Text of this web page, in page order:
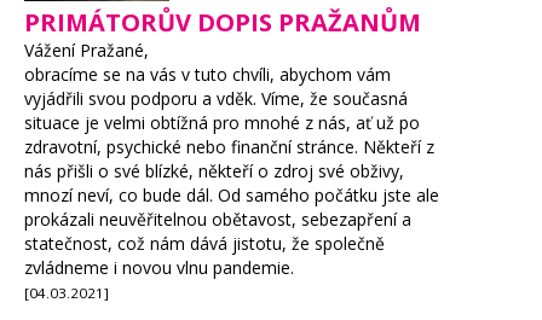
PRIMÁTORŮV DOPIS PRAŽANŮM
Vážení Pražané,
obracíme se na vás v tuto chvíli, abychom vám
vyjádřili svou podporu a vděk. Víme, že současná
situace je velmi obtížná pro mnohé z nás, ať už po
zdravotní, psychické nebo finanční stránce. Někteří z
nás přišli o své blízké, někteří o zdroj své obživy,
mnozí neví, co bude dál. Od samého počátku jste ale
prokázali neuvěřitelnou obětavost, sebezapření a
statečnost, což nám dává jistotu, že společně
zvládneme i novou vlnu pandemie.
[04.03.2021]